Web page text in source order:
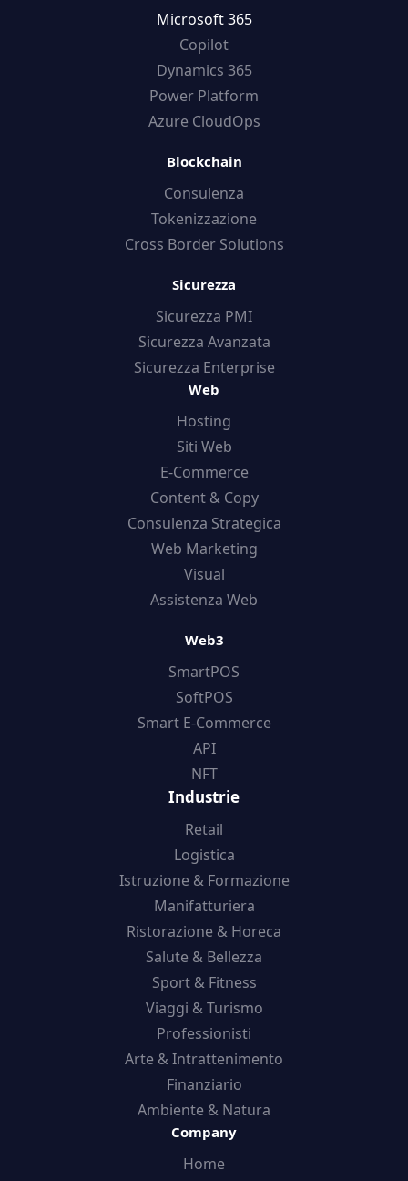
Microsoft 365
Copilot
Dynamics 365
Power Platform
Azure CloudOps
Blockchain
Consulenza
Tokenizzazione
Cross Border Solutions
Sicurezza
Sicurezza PMI
Sicurezza Avanzata
Sicurezza Enterprise
Web
Hosting
Siti Web
E-Commerce
Content & Copy
Consulenza Strategica
Web Marketing
Visual
Assistenza Web
Web3
SmartPOS
SoftPOS
Smart E-Commerce
API
NFT
Industrie
Retail
Logistica
Istruzione & Formazione
Manifatturiera
Ristorazione & Horeca
Salute & Bellezza
Sport & Fitness
Viaggi & Turismo
Professionisti
Arte & Intrattenimento
Finanziario
Ambiente & Natura
Company
Home